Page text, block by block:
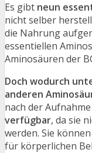
Es gibt neun
nicht selber
die Nahrung
essentiellen
Aminosäuren der
Doch wodurch
anderen
nach der Aufnahme
verfügbar, da sie
werden. Sie
für körperlichen